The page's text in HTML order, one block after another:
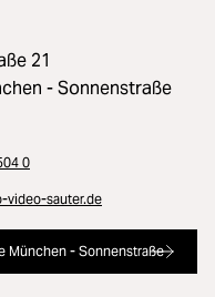
21
- Sonnenstraße
0
video-sauter.de
München - Sonnenstraße